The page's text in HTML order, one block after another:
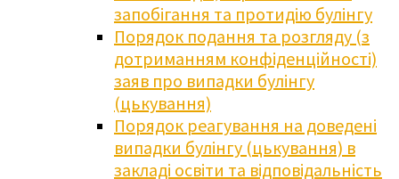
запобігання та протидію булінгу
Порядок подання та розгляду (з
дотриманням конфіденційності)
заяв про випадки булінгу
(цькування)
Порядок реагування на доведені
випадки булінгу (цькування) в
закладі освіти та відповідальність